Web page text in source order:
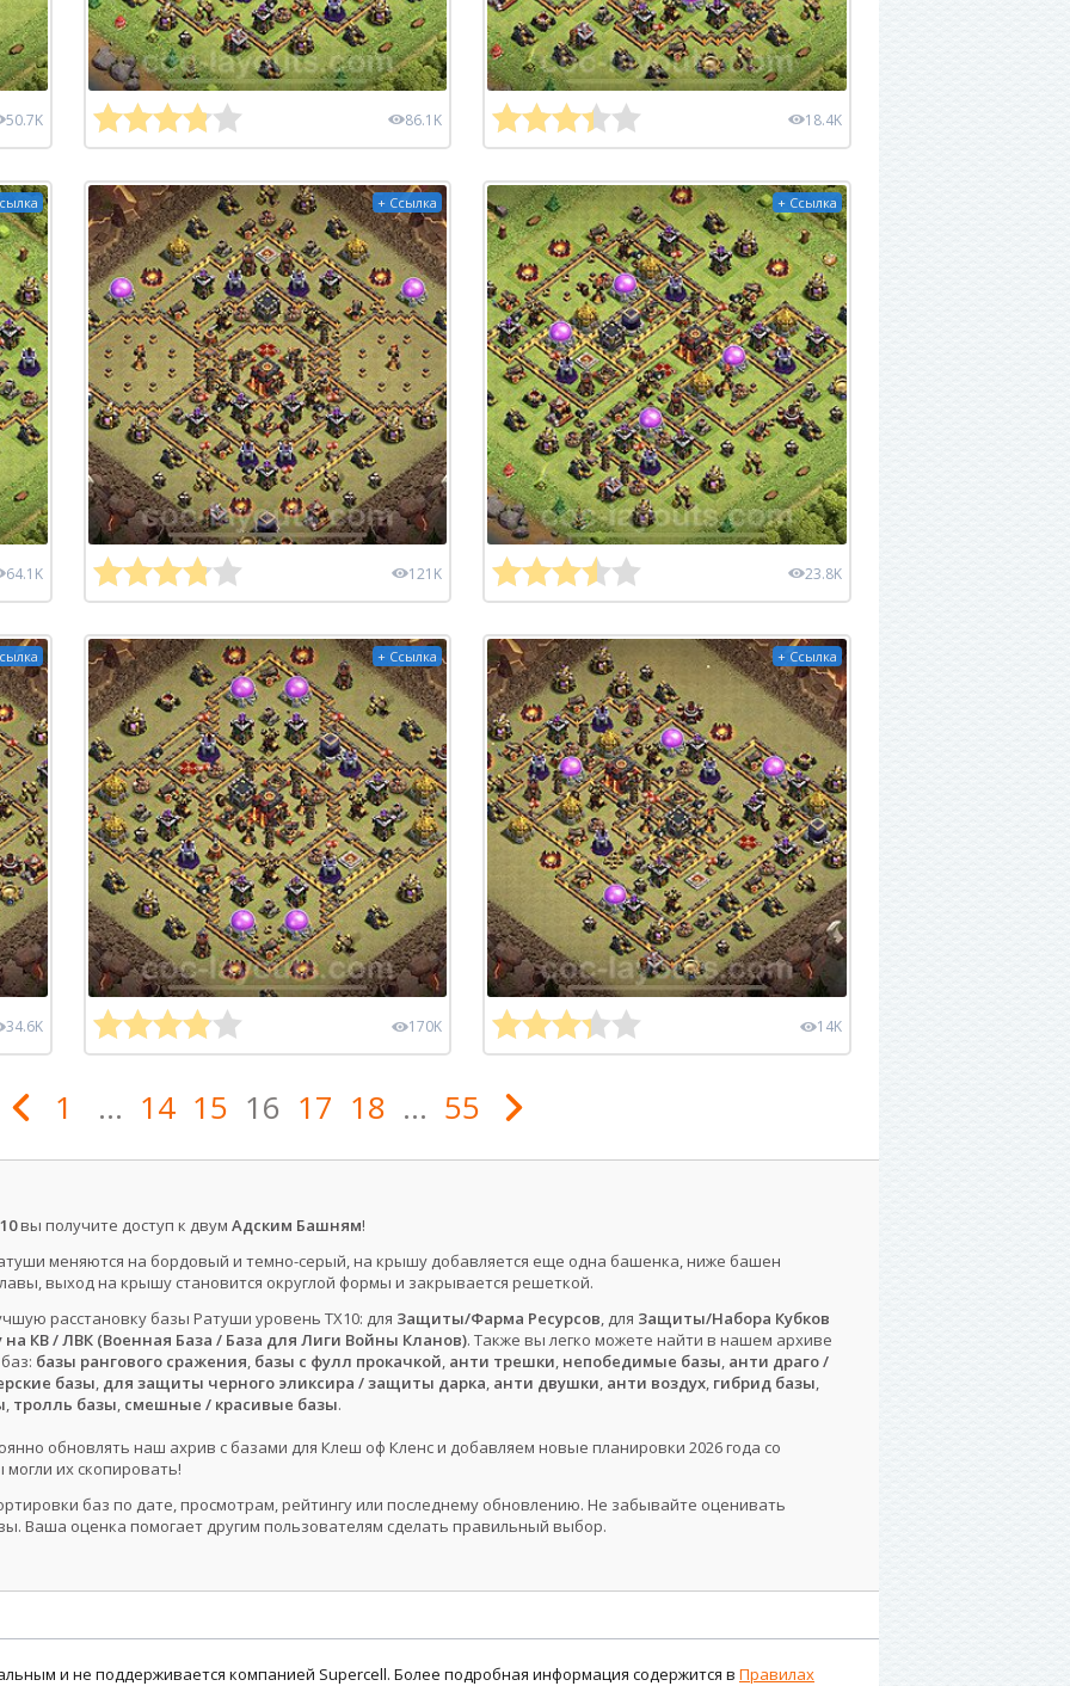
50.7K 86.1K 18.4K
64.1K
+ Ссылка
121K
+ Ссылка
23.8K
34.6K
+ Ссылка
170K
+ Ссылка
14K
1 ... 14 15 16 17 18 ... 55
вы получите доступ к двум Адским Башням!
меняются на бордовый и темно-серый, на крышу добавляется еще одна башенка, ниже башен
выход на крышу становится округлой формы и закрывается решеткой.
расстановку базы Ратуши уровень ТХ10: для Защиты/Фарма Ресурсов, для Защиты/Набора Кубков
на КВ / ЛВК (Военная База / База для Лиги Войны Кланов). Также вы легко можете найти в нашем архиве
базы рангового сражения, базы с фулл прокачкой, анти трешки, непобедимые базы, анти драго /
базы, для защиты черного эликсира / защиты дарка, анти двушки, анти воздух, гибрид базы,
, тролль базы, смешные / красивые базы.
обновлять наш ахрив с базами для Клеш оф Кленс и добавляем новые планировки 2026 года со
их скопировать!
баз по дате, просмотрам, рейтингу или последнему обновлению. Не забывайте оценивать
Ваша оценка помогает другим пользователям сделать правильный выбор.
и не поддерживается компанией Supercell. Более подробная информация содержится в Правилах